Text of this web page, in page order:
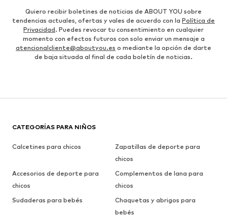
Quiero recibir boletines de noticias de ABOUT YOU sobre
tendencias actuales, ofertas y vales de acuerdo con la Política de
Privacidad. Puedes revocar tu consentimiento en cualquier
momento con efectos futuros con solo enviar un mensaje a
atencionalcliente@aboutyou.es o mediante la opción de darte
de baja situada al final de cada boletín de noticias.
CATEGORÍAS PARA NIÑOS
Calcetines para chicos
Zapatillas de deporte para
chicos
Accesorios de deporte para
chicos
Complementos de lana para
chicos
Sudaderas para bebés
Chaquetas y abrigos para
bebés